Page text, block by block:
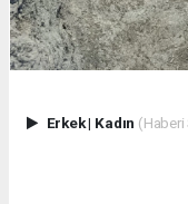
Erkek| Kadın (Haberi